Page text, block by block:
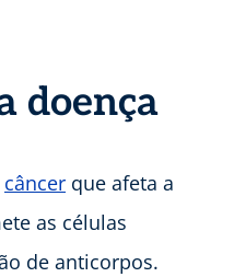
doença
câncer que afeta a
as células
de anticorpos.